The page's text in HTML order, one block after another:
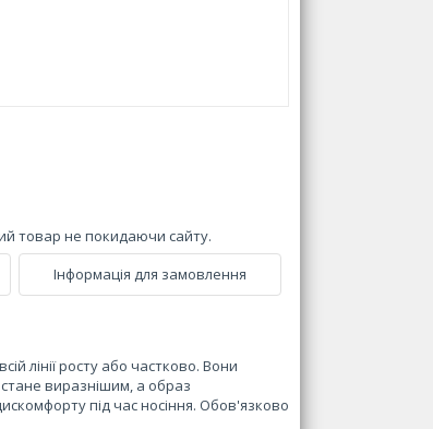
товар не покидаючи сайту.
Інформація для замовлення
лінії росту або частково. Вони
виразнішим, а образ
під час носіння. Обов'язково